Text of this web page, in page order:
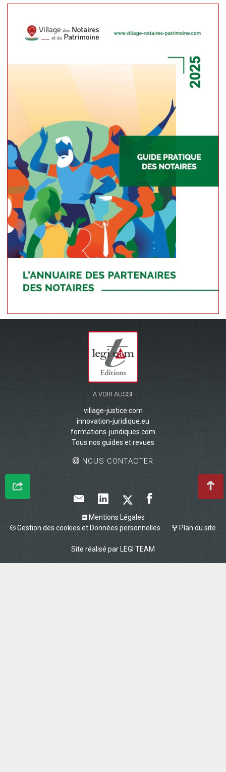
A VOIR AUSSI:
village-justice.com
innovation-juridique.eu
formations-juridiques.com
Tous nos guides et revues
NOUS CONTACTER
Mentions Légales
Gestion des cookies et Données personnelles
Plan du site
Site réalisé par LEGI TEAM